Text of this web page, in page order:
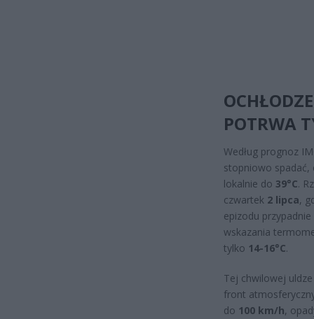
POTRWA
Według prognoz
stopniowo spadać,
lokalnie do 39°C.
czwartek 2 lipca,
epizodu
wskazania
tylko 14-16°C.
Tej chwilowej
front
do 100 km/h,